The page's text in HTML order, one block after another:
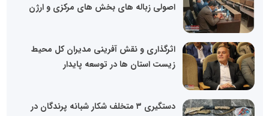
اصولی زباله های بخش های مرکزی و ارژن
اثرگذاری و نقش آفرینی مدیران کل محیط
زیست استان ها در توسعه پایدار
دستگیری ۳ متخلف شکار شبانه پرندگان در